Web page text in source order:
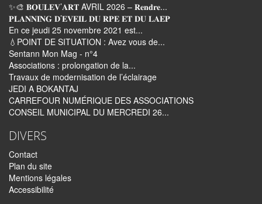
✨🎨 𝐁𝐎𝐔𝐋𝐄𝐕’𝐀𝐑𝐓 AVRIL 2026 – 𝐑𝐞𝐧𝐝𝐫𝐞...
𝐏𝐋𝐀𝐍𝐍𝐈𝐍𝐆 𝐃’𝐄𝐕𝐄𝐈𝐋 𝐃𝐔 𝐑𝐏𝐄 𝐄𝐓 𝐃𝐔 𝐋𝐀𝐄𝐏
En ce jeudi 25 novembre 2021 est...
💧POINT DE SITUATION : Avez vous de...
Sentann Mon Mag - n°4
Associations : prolongation de la...
Travaux de modernisation de l’éclairage
JEDI A BOKANTAJ
CARREFOUR NUMÉRIQUE DES ASSOCIATIONS
CONSEIL MUNICIPAL DU MERCREDI 26...
DIVERS
Contact
Plan du site
Mentions légales
Accessibilité